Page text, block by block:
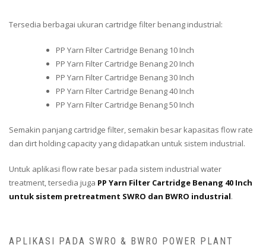
Tersedia berbagai ukuran cartridge filter benang industrial:
PP Yarn Filter Cartridge Benang 10 Inch
PP Yarn Filter Cartridge Benang 20 Inch
PP Yarn Filter Cartridge Benang 30 Inch
PP Yarn Filter Cartridge Benang 40 Inch
PP Yarn Filter Cartridge Benang 50 Inch
Semakin panjang cartridge filter, semakin besar kapasitas flow rate
dan dirt holding capacity yang didapatkan untuk sistem industrial.
Untuk aplikasi flow rate besar pada sistem industrial water
treatment, tersedia juga PP Yarn Filter Cartridge Benang 40 Inch
untuk sistem pretreatment SWRO dan BWRO industrial.
APLIKASI PADA SWRO & BWRO POWER PLANT